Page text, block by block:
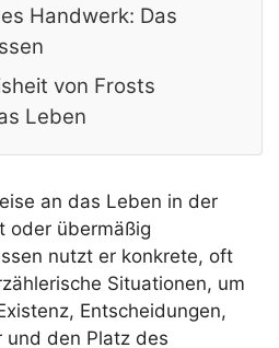
Handwerk: Das
von Frosts
Leben
an das Leben in der
oder übermäßig
nutzt er konkrete, oft
Situationen, um
Entscheidungen,
und den Platz des